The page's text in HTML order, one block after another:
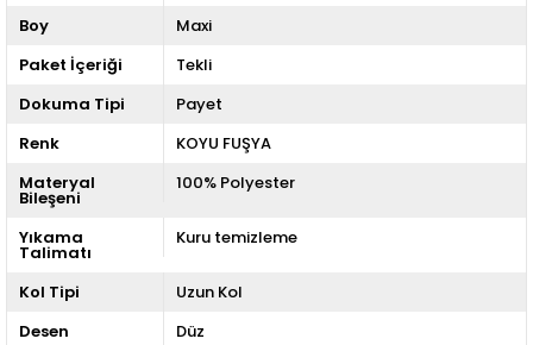
Boy
Maxi
Paket İçeriği
Tekli
Dokuma Tipi
Payet
Renk
KOYU FUŞYA
Materyal
Bileşeni
100% Polyester
Yıkama
Talimatı
Kuru temizleme
Kol Tipi
Uzun Kol
Desen
Düz